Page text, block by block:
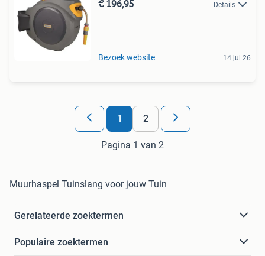
€ 196,95 Details
Bezoek website 14 jul 26
1 2
Pagina 1 van 2
Muurhaspel Tuinslang voor jouw Tuin
Gerelateerde zoektermen
Populaire zoektermen